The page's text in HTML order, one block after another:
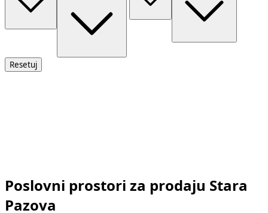
Resetuj
Poslovni prostori za prodaju Stara
Pazova